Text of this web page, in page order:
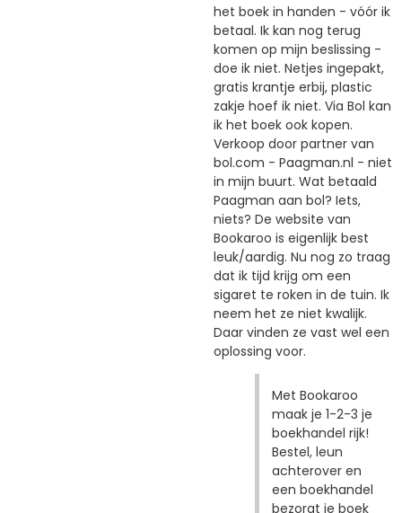
het boek in handen - vóór ik
betaal. Ik kan nog terug
komen op mijn beslissing -
doe ik niet. Netjes ingepakt,
gratis krantje erbij, plastic
zakje hoef ik niet. Via Bol kan
ik het boek ook kopen.
Verkoop door partner van
bol.com - Paagman.nl - niet
in mijn buurt. Wat betaald
Paagman aan bol? Iets,
niets? De website van
Bookaroo is eigenlijk best
leuk/aardig. Nu nog zo traag
dat ik tijd krijg om een
sigaret te roken in de tuin. Ik
neem het ze niet kwalijk.
Daar vinden ze vast wel een
oplossing voor.
Met Bookaroo
maak je 1-2-3 je
boekhandel rijk!
Bestel, leun
achterover en
een boekhandel
bezorgt je boek